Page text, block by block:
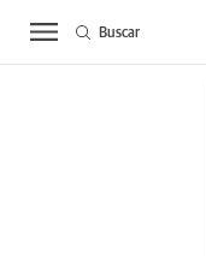
Buscar